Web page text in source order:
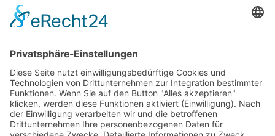
Final RCC
Handball in Roßdorf -
Trailer 2014
Siegdreier 1. Herren